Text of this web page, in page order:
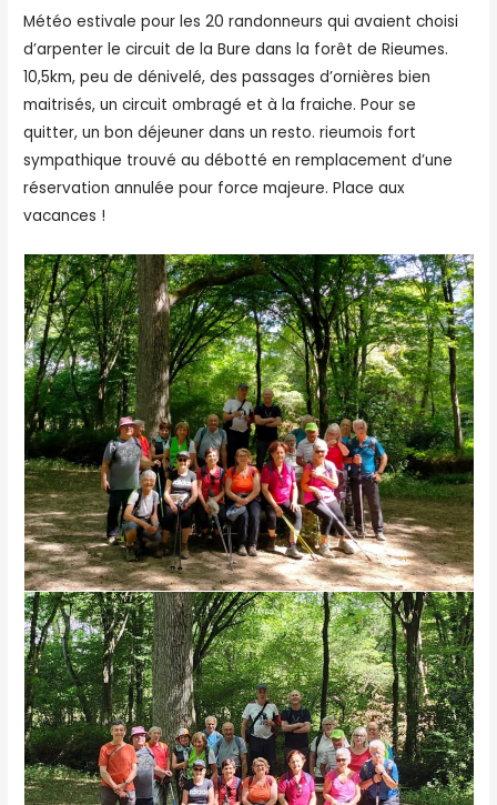
Météo estivale pour les 20 randonneurs qui avaient choisi
d’arpenter le circuit de la Bure dans la forêt de Rieumes.
10,5km, peu de dénivelé, des passages d’ornières bien
maitrisés, un circuit ombragé et à la fraiche. Pour se
quitter, un bon déjeuner dans un resto. rieumois fort
sympathique trouvé au débotté en remplacement d’une
réservation annulée pour force majeure. Place aux
vacances !